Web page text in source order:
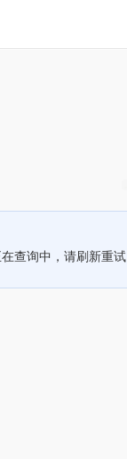
查询中，请刷新重试